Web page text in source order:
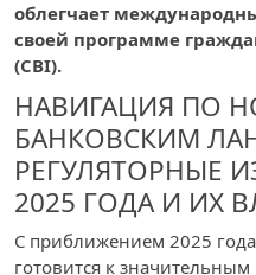
облегчает
своей программе
(CBI).
НАВИГАЦИЯ ПО
БАНКОВСКИМ
РЕГУЛЯТОРНЫЕ
2025 ГОДА И ИХ
С приближением 2025 года
готовится к